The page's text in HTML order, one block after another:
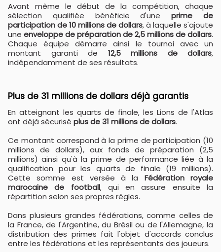
Avant même le début de la compétition, chaque
sélection qualifiée bénéficie d'uneprime de
participation de 10 millions de dollars, à laquelle s'ajoute
une enveloppe de préparation de 2,5 millions de dollars.
Chaque équipe démarre ainsi le tournoi avec un
montant garanti de 12,5 millions de dollars,
indépendamment de ses résultats.
Plus de 31 millions de dollars déjà garantis
En atteignant les quarts de finale, les Lions de l'Atlas
ont déjà sécurisé plus de 31 millions de dollars.
Ce montant correspond à la prime de participation (10
millions de dollars), aux fonds de préparation (2,5
millions) ainsi qu'à la prime de performance liée à la
qualification pour les quarts de finale (19 millions).
Cette somme est versée à la Fédération royale
marocaine de football, qui en assure ensuite la
répartition selon ses propres règles.
Dans plusieurs grandes fédérations, comme celles de
la France, de l'Argentine, du Brésil ou de l'Allemagne, la
distribution des primes fait l'objet d'accords conclus
entre les fédérations et les représentants des joueurs.